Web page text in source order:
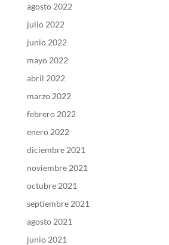
agosto 2022
julio 2022
junio 2022
mayo 2022
abril 2022
marzo 2022
febrero 2022
enero 2022
diciembre 2021
noviembre 2021
octubre 2021
septiembre 2021
agosto 2021
junio 2021